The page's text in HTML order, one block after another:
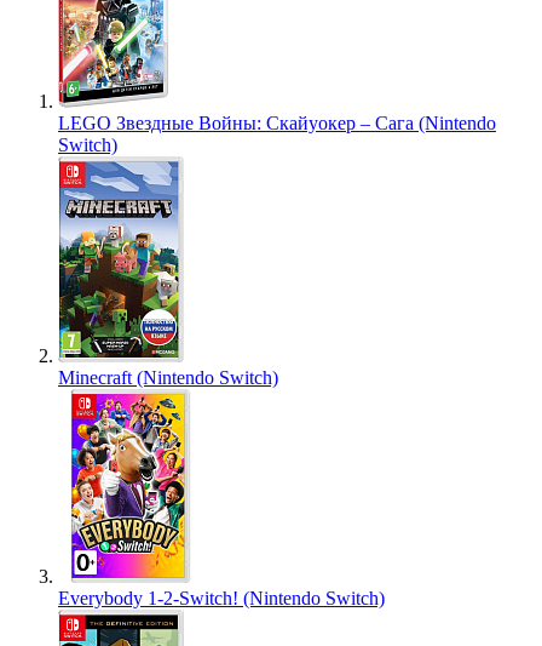
LEGO Звездные Войны: Скайуокер – Сага (Nintendo
Switch)
Minecraft (Nintendo Switch)
Everybody 1-2-Switch! (Nintendo Switch)